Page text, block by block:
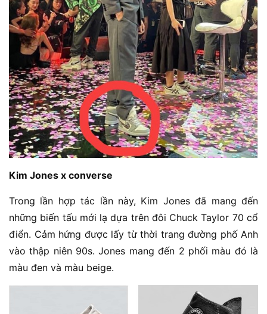
Kim Jones x converse
Trong lần hợp tác lần này, Kim Jones đã mang đến
những biến tấu mới lạ dựa trên đôi Chuck Taylor 70 cổ
điển. Cảm hứng được lấy từ thời trang đường phố Anh
vào thập niên 90s. Jones mang đến 2 phối màu đó là
màu đen và màu beige.